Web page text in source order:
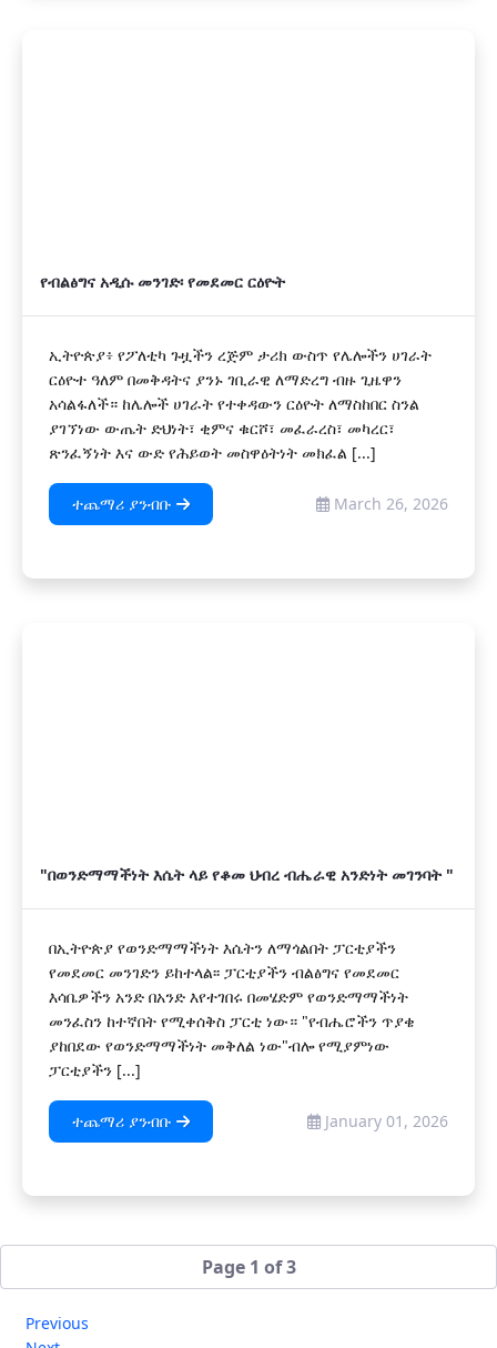
የብልፅግና አዲሱ መንገድ፡ የመደመር ርዕዮት
ኢትዮጵያ፥ የፖለቲካ ጉዟችን ረጅም ታሪክ ውስጥ የሌሎችን ሀገራት
ርዕዮተ ዓለም በመቅዳትና ያንኑ ገቢራዊ ለማድረግ ብዙ ጊዜዋን
አሳልፋለች። ከሌሎች ሀገራት የተቀዳውን ርዕዮት ለማስከበር ስንል
ያገኘነው ውጤት ድህነት፣ ቂምና ቁርሾ፣ መፈራረስ፣ መካረር፣
ጽንፈኝነት እና ውድ የሕይወት መስዋዕትነት መክፈል [...]
ተጨማሪ ያንብቡ March 26, 2026
"በወንድማማችነት እሴት ላይ የቆመ ህብረ ብሔራዊ አንድነት መገንባት "
በኢትዮጵያ የወንድማማችነት እሴትን ለማጎልበት ፓርቲያችን
የመደመር መንገድን ይከተላል፡፡ ፓርቲያችን ብልፅግና የመደመር
እሳቤዎችን አንድ በአንድ እየተገበሩ በመሄድም የወንድማማችነት
መንፈስን ከተኛበት የሚቀሰቅስ ፓርቲ ነው። "የብሔሮችን ጥያቄ
ያከበደው የወንድማማችነት መቅለል ነው"ብሎ የሚያምነው
ፓርቲያችን [...]
ተጨማሪ ያንብቡ January 01, 2026
Page 1 of 3
Previous